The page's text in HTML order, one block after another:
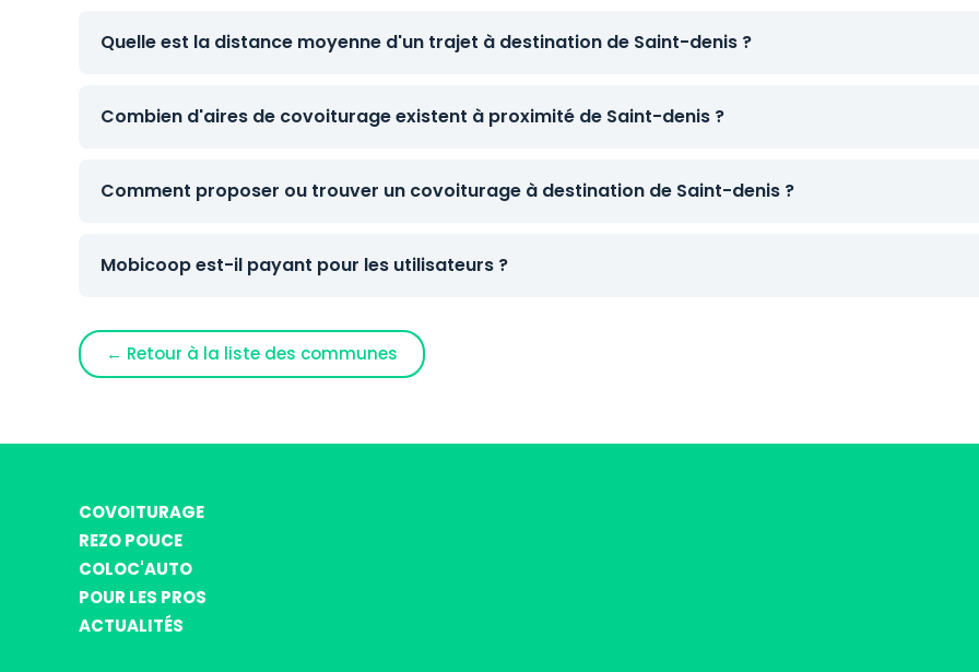
Quelle est la distance moyenne d'un trajet à destination de Saint-denis ?
Combien d'aires de covoiturage existent à proximité de Saint-denis ?
Comment proposer ou trouver un covoiturage à destination de Saint-denis ?
Mobicoop est-il payant pour les utilisateurs ?
← Retour à la liste des communes
COVOITURAGE
REZO POUCE
COLOC'AUTO
POUR LES PROS
ACTUALITÉS